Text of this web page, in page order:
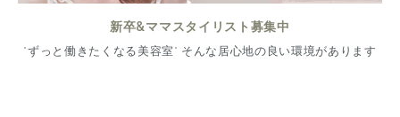
新卒&ママスタイリスト募集中
"ずっと働きたくなる美容室" そんな居心地の良い環境があります